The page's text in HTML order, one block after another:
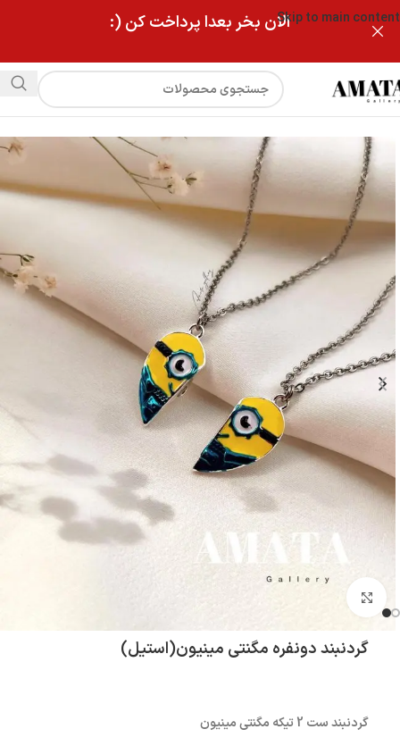
Skip to main contentالان بخر بعدا پرداخت کن (:
فروشگاه گردنبند دونفره مگنتی مینیون(استیل)
گردنبند دونفره مگنتی مینیون(استیل)
گردنبند ست 2 تیکه مگنتی مینیون